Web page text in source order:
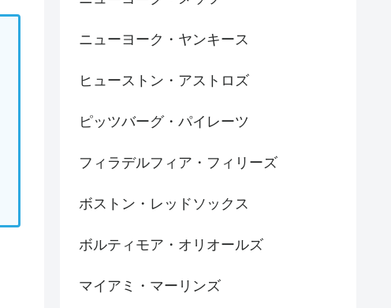
ニューヨーク・ヤンキース
ヒューストン・アストロズ
ピッツバーグ・パイレーツ
フィラデルフィア・フィリーズ
ボストン・レッドソックス
ボルティモア・オリオールズ
マイアミ・マーリンズ